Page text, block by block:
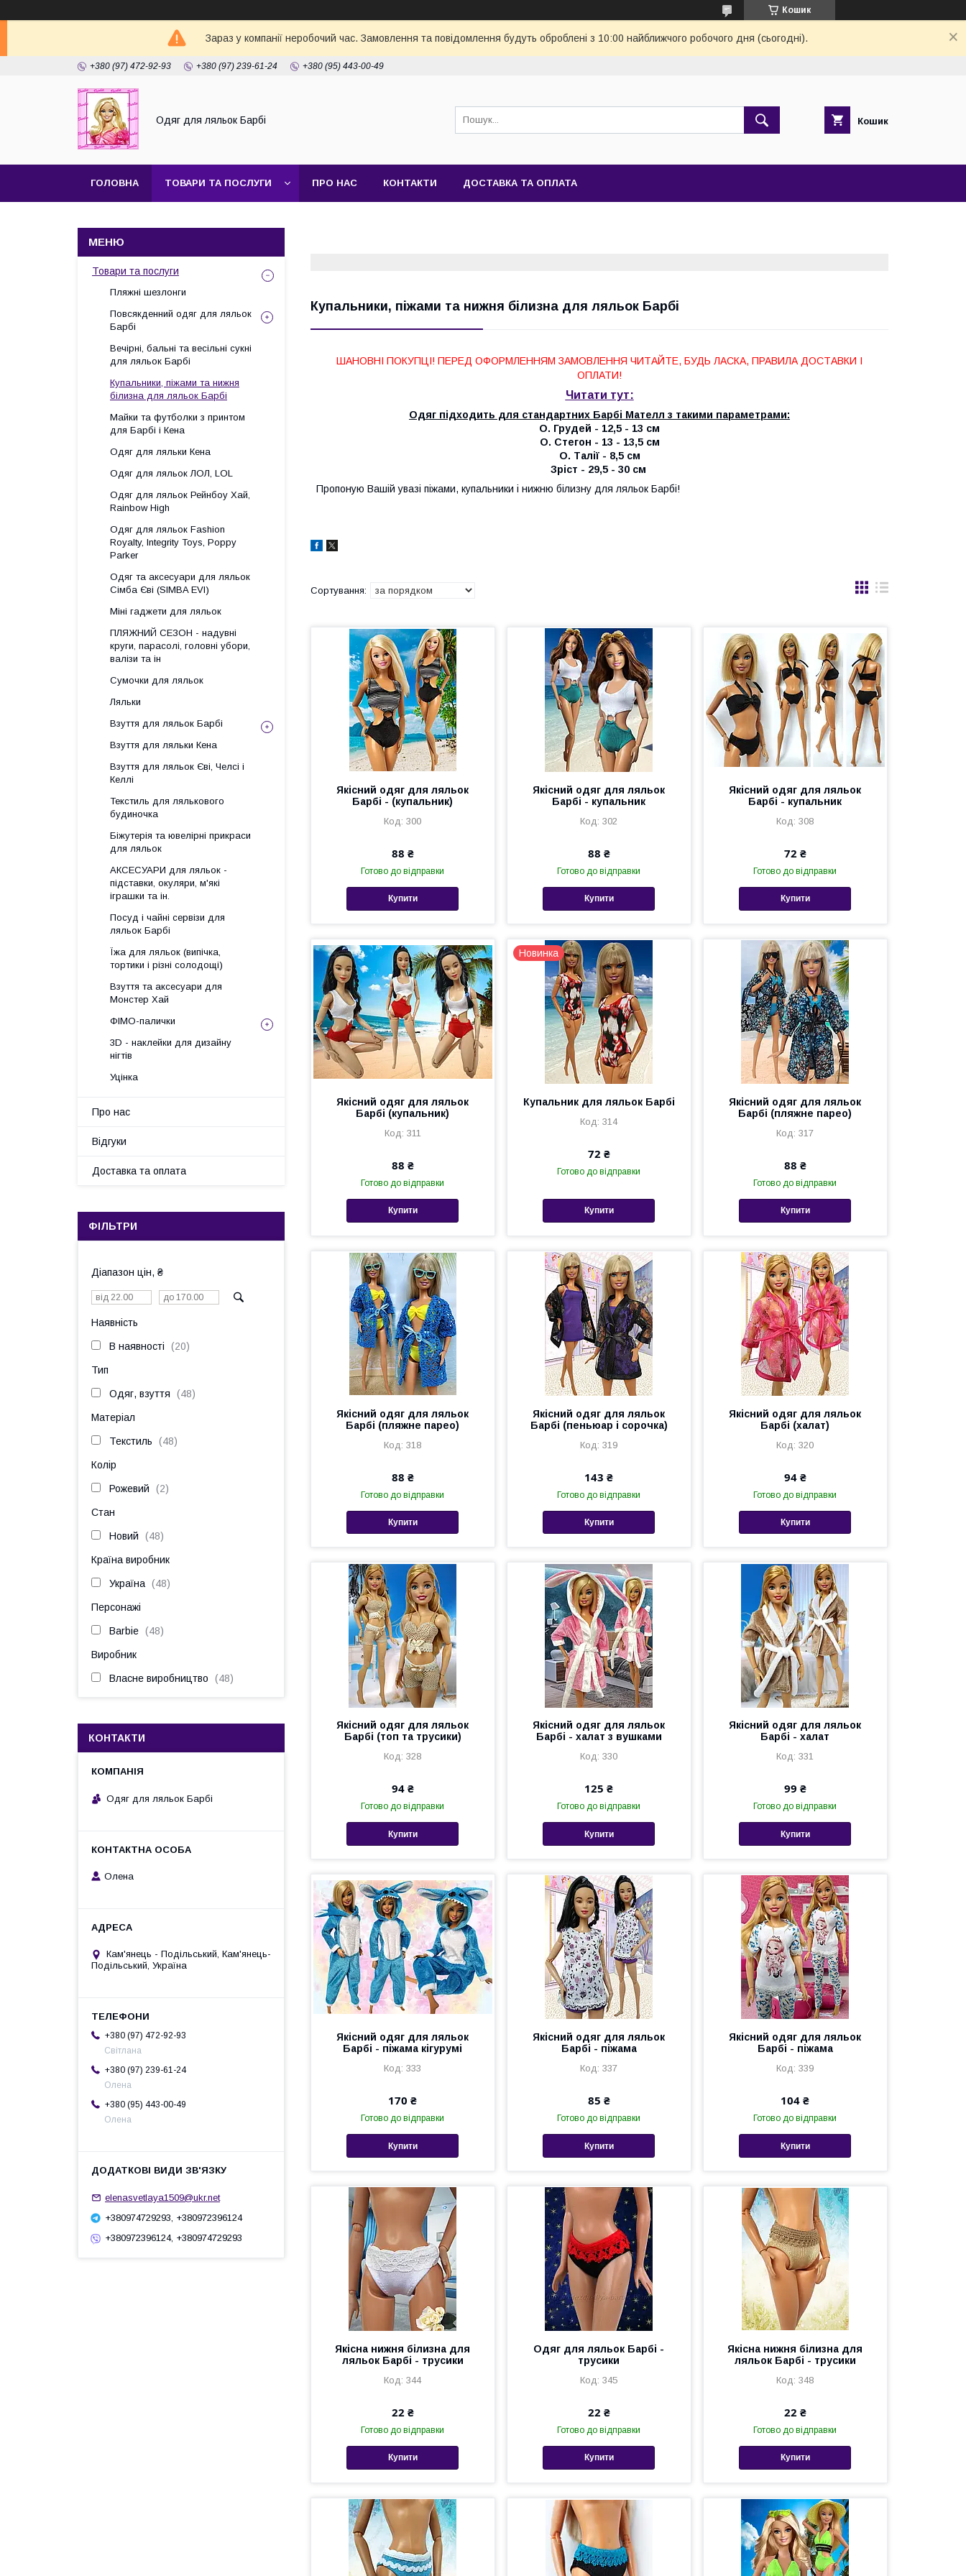
Кошик
Зараз у компанії неробочий час. Замовлення та повідомлення будуть оброблені з 10:00 найближчого робочого дня (сьогодні).
+380 (97) 472-92-93 +380 (97) 239-61-24 +380 (95) 443-00-49
Одяг для ляльок Барбі Кошик
ГОЛОВНА ТОВАРИ ТА ПОСЛУГИ ПРО НАС КОНТАКТИ ДОСТАВКА ТА ОПЛАТА
Купальники, піжами та нижня білизна для ляльок Барбі
ШАНОВНІ ПОКУПЦІ! ПЕРЕД ОФОРМЛЕННЯМ ЗАМОВЛЕННЯ ЧИТАЙТЕ, БУДЬ ЛАСКА, ПРАВИЛА ДОСТАВКИ І
ОПЛАТИ!
Читати тут:
Одяг підходить для стандартних Барбі Мателл з такими параметрами:
О. Грудей - 12,5 - 13 см
О. Стегон - 13 - 13,5 см
О. Талії - 8,5 см
Зріст - 29,5 - 30 см
Пропоную Вашій увазі піжами, купальники і нижню білизну для ляльок Барбі!
Якісний одяг для ляльок
Барбі - (купальник)
300
88 ₴
Готово до відправки
Купити
Якісний одяг для ляльок
Барбі - купальник
302
88 ₴
Готово до відправки
Купити
Якісний одяг для ляльок
Барбі - купальник
308
72 ₴
Готово до відправки
Купити
Якісний одяг для ляльок
Барбі (купальник)
311
88 ₴
Готово до відправки
Купити
Новинка
Купальник для ляльок Барбі
314
72 ₴
Готово до відправки
Купити
Якісний одяг для ляльок
Барбі (пляжне парео)
317
88 ₴
Готово до відправки
Купити
Якісний одяг для ляльок
Барбі (пляжне парео)
318
88 ₴
Готово до відправки
Купити
Якісний одяг для ляльок
Барбі (пеньюар і сорочка)
319
143 ₴
Готово до відправки
Купити
Якісний одяг для ляльок
Барбі (халат)
320
94 ₴
Готово до відправки
Купити
Якісний одяг для ляльок
Барбі (топ та трусики)
328
94 ₴
Готово до відправки
Купити
Якісний одяг для ляльок
Барбі - халат з вушками
330
125 ₴
Готово до відправки
Купити
Якісний одяг для ляльок
Барбі - халат
331
99 ₴
Готово до відправки
Купити
Якісний одяг для ляльок
Барбі - піжама кігурумі
333
170 ₴
Готово до відправки
Купити
Якісний одяг для ляльок
Барбі - піжама
337
85 ₴
Готово до відправки
Купити
Якісний одяг для ляльок
Барбі - піжама
339
104 ₴
Готово до відправки
Купити
Якісна нижня білизна для
ляльок Барбі - трусики
344
22 ₴
Готово до відправки
Купити
Одяг для ляльок Барбі -
трусики
345
22 ₴
Готово до відправки
Купити
Якісна нижня білизна для
ляльок Барбі - трусики
348
22 ₴
Готово до відправки
Купити
Товари та послуги
Пляжні шезлонги
Повсякденний одяг для ляльок
Барбі
Вечірні, бальні та весільні сукні
для ляльок Барбі
Купальники, піжами та нижня
білизна для ляльок Барбі
Майки та футболки з принтом
для Барбі і Кена
Одяг для ляльки Кена
Одяг для ляльок ЛОЛ, LOL
Одяг для ляльок Рейнбоу Хай,
Rainbow High
Одяг для ляльок Fashion
Royalty, Integrity Toys, Poppy
Parker
Одяг та аксесуари для ляльок
Сімба Єві (SIMBA EVI)
Міні гаджети для ляльок
ПЛЯЖНИЙ СЕЗОН - надувні
круги, парасолі, головні убори,
валізи та ін
Сумочки для ляльок
Ляльки
Взуття для ляльок Барбі
Взуття для ляльки Кена
Взуття для ляльок Єві, Челсі і
Келлі
Текстиль для лялькового
будиночка
Біжутерія та ювелірні прикраси
для ляльок
АКСЕСУАРИ для ляльок -
підставки, окуляри, м'які
іграшки та ін.
Посуд і чайні сервізи для
ляльок Барбі
Їжа для ляльок (випічка,
тортики і різні солодощі)
Взуття та аксесуари для
Монстер Хай
ФІМО-палички
3D - наклейки для дизайну
нігтів
Уцінка
Про нас
Відгуки
Доставка та оплата
ФІЛЬТРИ
Діапазон цін, ₴
Наявність
В наявності 20
Тип
Одяг, взуття 48
Матеріал
Текстиль 48
Колір
Рожевий 2
Стан
Новий 48
Країна виробник
Україна 48
Персонажі
Barbie 48
Виробник
Власне виробництво 48
КОНТАКТИ
Одяг для ляльок Барбі
Олена
Кам'янець - Подільський, Кам'янець-
Подільський, Україна
+380 (97) 472-92-93
Світлана
+380 (97) 239-61-24
Олена
+380 (95) 443-00-49
Олена
elenasvetlaya1509@ukr.net
+380974729293, +380972396124
+380972396124, +380974729293